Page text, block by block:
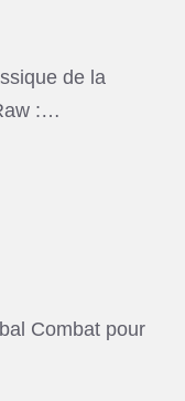
de la
:…
Combat pour